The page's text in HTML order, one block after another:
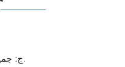
ج: جميع السلع لها ضمان لمدة سنة واحدة.